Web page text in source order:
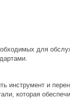
для
инструмент и
которая